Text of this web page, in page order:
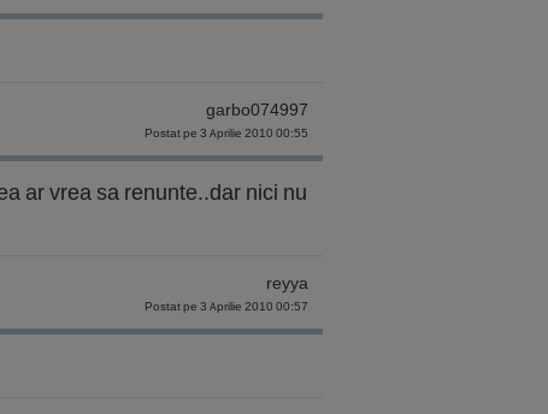
garbo074997
Postat pe 3 Aprilie 2010 00:55
ar vrea sa renunte..dar nici nu
reyya
Postat pe 3 Aprilie 2010 00:57